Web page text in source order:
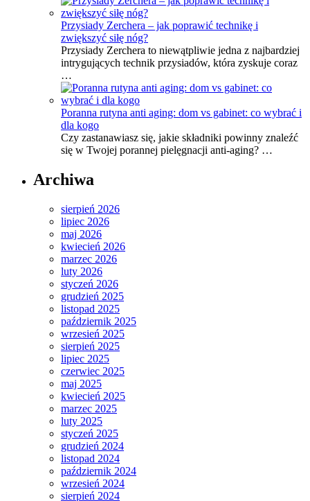
Przysiady Zerchera – jak poprawić technikę i
zwiększyć siłę nóg?
Przysiady Zerchera to niewątpliwie jedna z najbardziej
intrygujących technik przysiadów, która zyskuje coraz
…
Poranna rutyna anti aging: dom vs gabinet: co wybrać i
dla kogo
Czy zastanawiasz się, jakie składniki powinny znaleźć
się w Twojej porannej pielęgnacji anti-aging? …
Archiwa
sierpień 2026
lipiec 2026
maj 2026
kwiecień 2026
marzec 2026
luty 2026
styczeń 2026
grudzień 2025
listopad 2025
październik 2025
wrzesień 2025
sierpień 2025
lipiec 2025
czerwiec 2025
maj 2025
kwiecień 2025
marzec 2025
luty 2025
styczeń 2025
grudzień 2024
listopad 2024
październik 2024
wrzesień 2024
sierpień 2024